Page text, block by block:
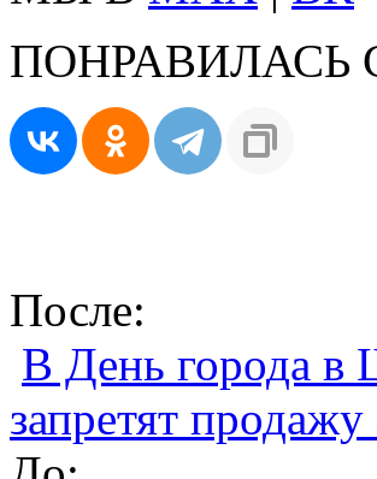
ПОНРАВИЛАСЬ
После:
В День города в
запретят продажу